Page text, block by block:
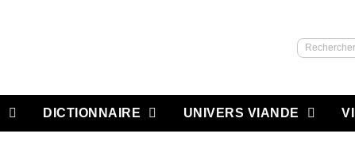
Rechercher
DICTIONNAIRE UNIVERS VIANDE